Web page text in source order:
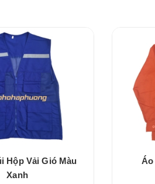
Hộp Vải Gió Màu
Xanh
Áo